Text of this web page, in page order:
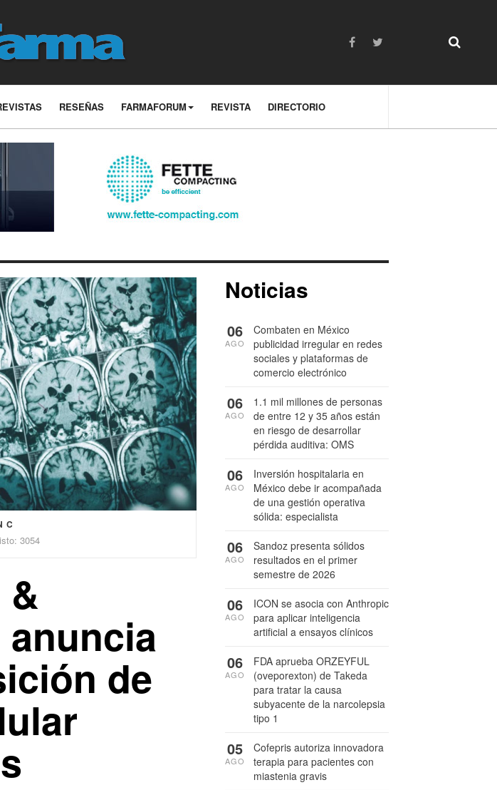
RESEÑAS FARMAFORUM REVISTA DIRECTORIO
C
3054
de
Noticias
Combaten en México
publicidad irregular en redes
sociales y plataformas de
comercio electrónico
06
AGO
1.1 mil millones de personas
de entre 12 y 35 años están
en riesgo de desarrollar
pérdida auditiva: OMS
06
AGO
Inversión hospitalaria en
México debe ir acompañada
de una gestión operativa
sólida: especialista
06
AGO
Sandoz presenta sólidos
resultados en el primer
semestre de 2026
06
AGO
ICON se asocia con Anthropic
para aplicar inteligencia
artificial a ensayos clínicos
06
AGO
FDA aprueba ORZEYFUL
(oveporexton) de Takeda
para tratar la causa
subyacente de la narcolepsia
tipo 1
06
AGO
Cofepris autoriza innovadora
terapia para pacientes con
miastenia gravis
05
AGO